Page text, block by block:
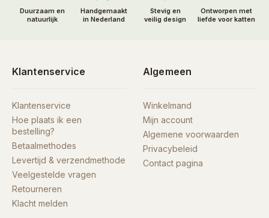
Duurzaam en
natuurlijk
Handgemaakt
in Nederland
Stevig en
veilig design
Ontworpen met
liefde voor katten
Klantenservice
Klantenservice
Hoe plaats ik een
bestelling?
Betaalmethodes
Levertijd & verzendmethode
Veelgestelde vragen
Retourneren
Klacht melden
Algemeen
Winkelmand
Mijn account
Algemene voorwaarden
Privacybeleid
Contact pagina